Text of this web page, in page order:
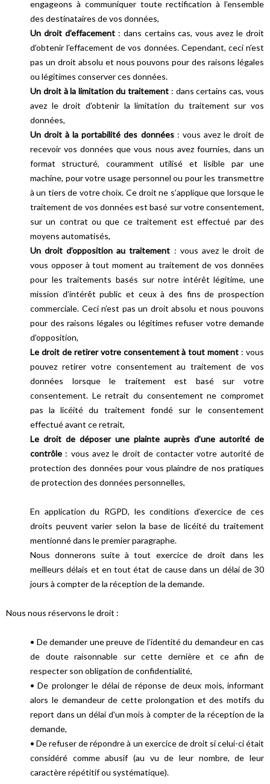
engageons à communiquer toute rectification à l’ensemble
des destinataires de vos données,
Un droit d’effacement: dans certains cas, vous avez le droit
d’obtenir l’effacement de vos données. Cependant, ceci n’est
pas un droit absolu et nous pouvons pour des raisons légales
ou légitimes conserver ces données.
Un droit à la limitation du traitement: dans certains cas, vous
avez le droit d’obtenir la limitation du traitement sur vos
données,
Un droit à la portabilité des données: vous avez le droit de
recevoir vos données que vous nous avez fournies, dans un
format structuré, couramment utilisé et lisible par une
machine, pour votre usage personnel ou pour les transmettre
à un tiers de votre choix. Ce droit ne s’applique que lorsque le
traitement de vos données est basé sur votre consentement,
sur un contrat ou que ce traitement est effectué par des
moyens automatisés,
Un droit d’opposition au traitement : vous avez le droit de
vous opposer à tout moment au traitement de vos données
pour les traitements basés sur notre intérêt légitime, une
mission d’intérêt public et ceux à des fins de prospection
commerciale. Ceci n’est pas un droit absolu et nous pouvons
pour des raisons légales ou légitimes refuser votre demande
d’opposition,
Le droit de retirer votre consentement à tout moment : vous
pouvez retirer votre consentement au traitement de vos
données lorsque le traitement est basé sur votre
consentement. Le retrait du consentement ne compromet
pas la licéité du traitement fondé sur le consentement
effectué avant ce retrait,
Le droit de déposer une plainte auprès d’une autorité de
contrôle : vous avez le droit de contacter votre autorité de
protection des données pour vous plaindre de nos pratiques
de protection des données personnelles,
En application du RGPD, les conditions d’exercice de ces
droits peuvent varier selon la base de licéité du traitement
mentionné dans le premier paragraphe.
Nous donnerons suite à tout exercice de droit dans les
meilleurs délais et en tout état de cause dans un délai de 30
jours à compter de la réception de la demande.
Nous nous réservons le droit :
• De demander une preuve de l’identité du demandeur en cas
de doute raisonnable sur cette dernière et ce afin de
respecter son obligation de confidentialité,
• De prolonger le délai de réponse de deux mois, informant
alors le demandeur de cette prolongation et des motifs du
report dans un délai d'un mois à compter de la réception de la
demande,
• De refuser de répondre à un exercice de droit si celui-ci était
considéré comme abusif (au vu de leur nombre, de leur
caractère répétitif ou systématique).